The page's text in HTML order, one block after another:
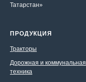
Татарстан»
ПРОДУКЦИЯ
Тракторы
Дорожная и коммунальная
техника